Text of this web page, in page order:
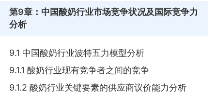
第9章 ：中国酸奶行业市场竞争状况及国际竞争力
分析
9.1 中国酸奶行业波特五力模型分析
9.1.1 酸奶行业现有竞争者之间的竞争
9.1.2 酸奶行业关键要素的供应商议价能力分析